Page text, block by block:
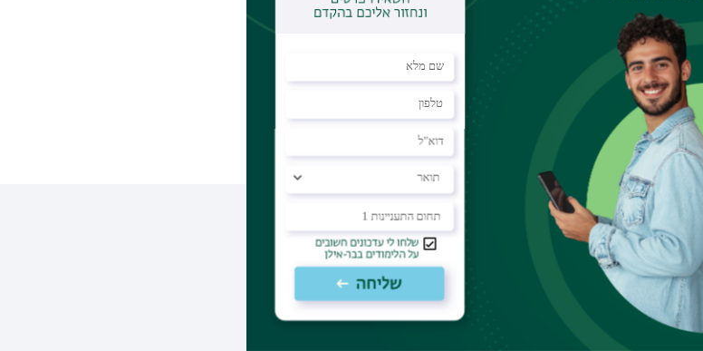
תחומי לימוד
תואר ראשון
תואר שני
תואר שלישי
תקנות וביקורת
חוק חופש המידע
החוק למניעת הטרדה מינית